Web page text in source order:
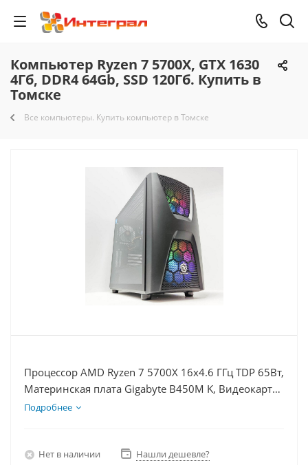
Компьютер Ryzen 7 5700X, GTX 1630
4Гб, DDR4 64Gb, SSD 120Гб. Купить в
Томске
Все компьютеры. Купить компьютер в Томске
Процессор AMD Ryzen 7 5700X 16x4.6 ГГц TDP 65Вт,
Материнская плата Gigabyte B450M K, Видеокарта
GTX 1630 4Гб, Память DDR4 64Gb, Диски
Подробнее
Нет в наличии Нашли дешевле?